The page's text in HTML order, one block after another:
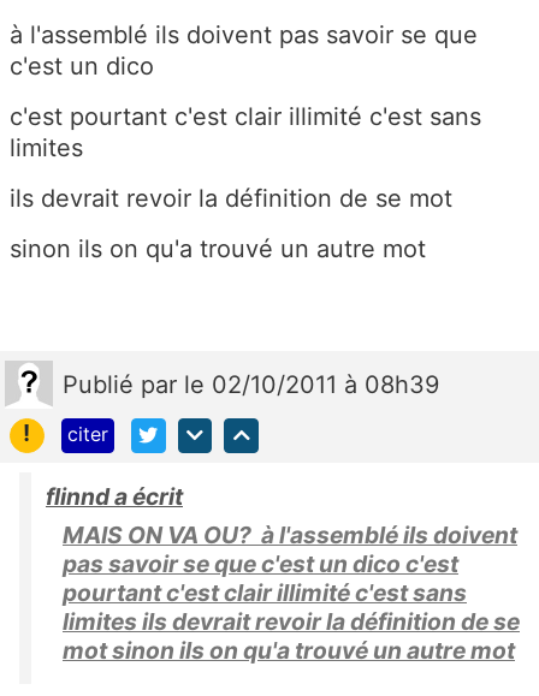
à l'assemblé ils doivent pas savoir se que
c'est un dico
c'est pourtant c'est clair illimité c'est sans
limites
ils devrait revoir la définition de se mot
sinon ils on qu'a trouvé un autre mot
Publié par le 02/10/2011 à 08h39
!
citer
flinnd a écrit
MAIS ON VA OU? à l'assemblé ils doivent
pas savoir se que c'est un dico c'est
pourtant c'est clair illimité c'est sans
limites ils devrait revoir la définition de se
mot sinon ils on qu'a trouvé un autre mot